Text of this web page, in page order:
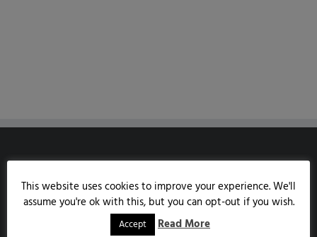
MARCJOHN.DE
Austrasse 85
53343 Wachtberg
Handy:0171/7858190
This website uses cookies to improve your experience. We'll
assume you're ok with this, but you can opt-out if you wish.
Accept Read More